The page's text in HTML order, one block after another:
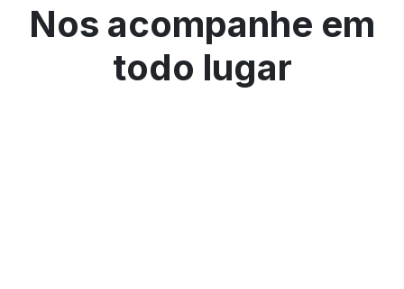
Nos acompanhe em
todo lugar